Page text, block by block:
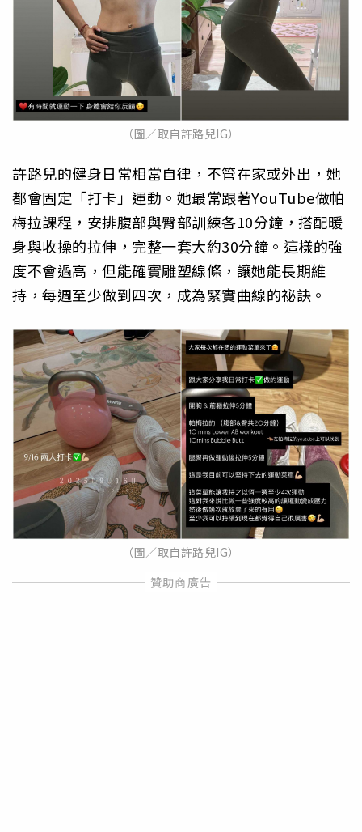
（圖／取自許路兒IG）
許路兒的健身日常相當自律，不管在家或外出，她
都會固定「打卡」運動。她最常跟著YouTube做帕
梅拉課程，安排腹部與臀部訓練各10分鐘，搭配暖
身與收操的拉伸，完整一套大約30分鐘。這樣的強
度不會過高，但能確實雕塑線條，讓她能長期維
持，每週至少做到四次，成為緊實曲線的祕訣。
（圖／取自許路兒IG）